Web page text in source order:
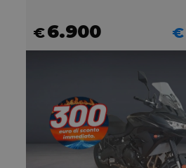
€6.900 €